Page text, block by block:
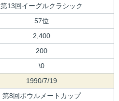
第13回イーグルクラシック
57位
2,400
200
\0
1990/7/19
第8回ボウルメートカップ